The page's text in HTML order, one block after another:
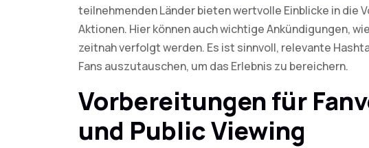
teilnehmenden Länder bieten wertvolle Einblicke in die
Aktionen. Hier können auch wichtige Ankündigungen,
zeitnah verfolgt werden. Es ist sinnvoll, relevante
Fans auszutauschen, um das Erlebnis zu bereichern.
Vorbereitungen für
und Public Viewing